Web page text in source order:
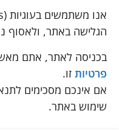
הגלישה באתר, ולאסוף
בכניסה לאתר, אתם
פרטיות זו.
אם אינכם מסכימים
שימוש באתר.
סוגי טליתות
שירות לקוחות
050-774-8845
הכחול 10 א.ת, כנות